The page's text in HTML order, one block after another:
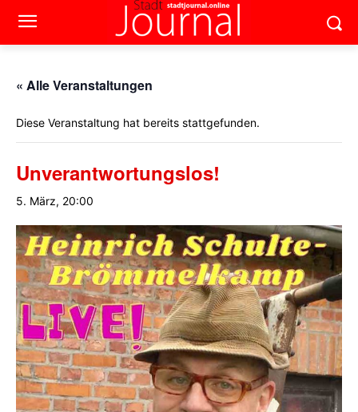
« Alle Veranstaltungen
Diese Veranstaltung hat bereits stattgefunden.
Unverantwortungslos!
5. März, 20:00